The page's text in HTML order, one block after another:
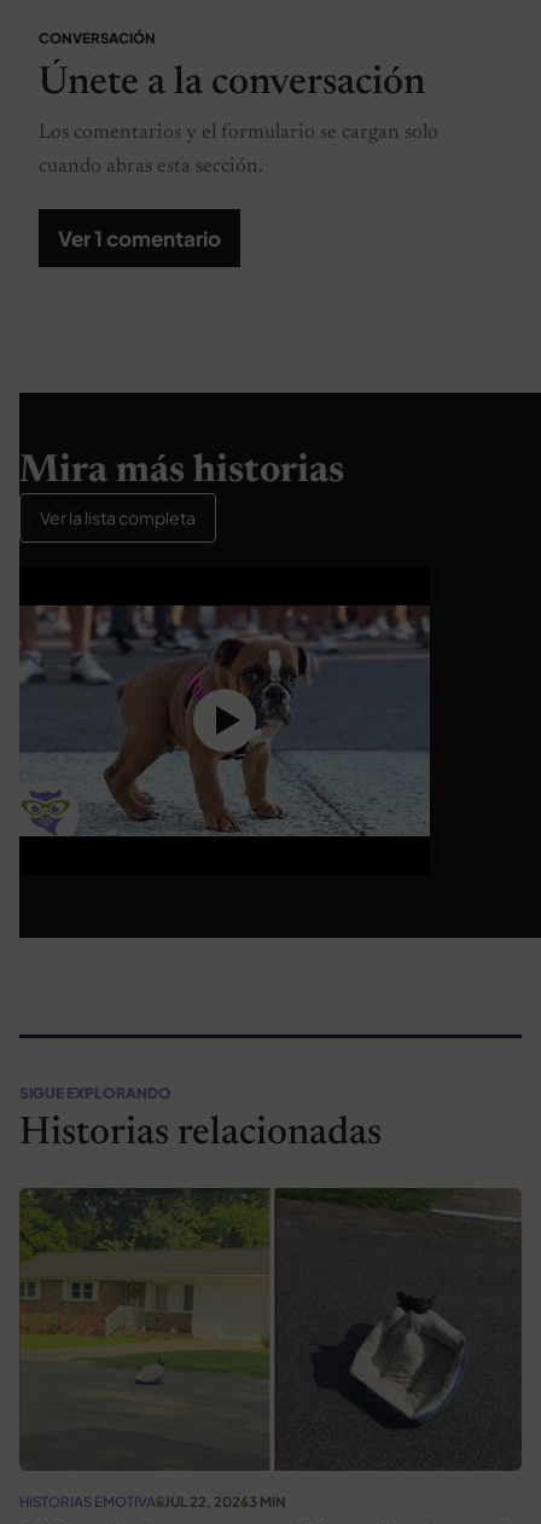
CONVERSACIÓN
Únete a la conversación
Los comentarios y el formulario se cargan solo
cuando abras esta sección.
Ver 1 comentario
Mira más historias
Ver la lista completa
SIGUE EXPLORANDO
Historias relacionadas
HISTORIAS EMOTIVASJUL 22, 20263 MIN